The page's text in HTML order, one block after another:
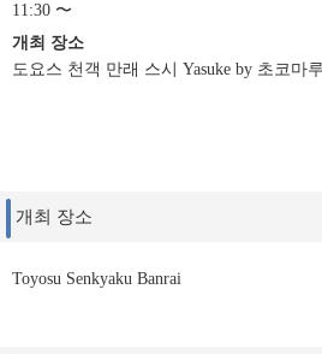
11:30 〜
개최 장소
도요스 천객 만래 스시 Yasuke by 초코마루
개최 장소
Toyosu Senkyaku Banrai